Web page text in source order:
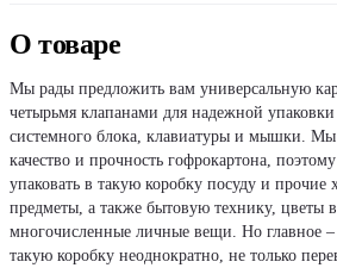
О товаре
Мы рады предложить вам универсальную
четырьмя клапанами для надежной
системного блока, клавиатуры и мышки. Мы
качество и прочность гофрокартона,
упаковать в такую коробку посуду и прочие
предметы, а также бытовую технику, цветы
многочисленные личные вещи. Но главное –
такую коробку неоднократно, не только